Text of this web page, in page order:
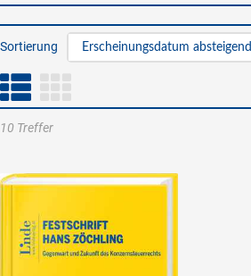
Sortierung Erscheinungsdatum absteigend
10 Treffer